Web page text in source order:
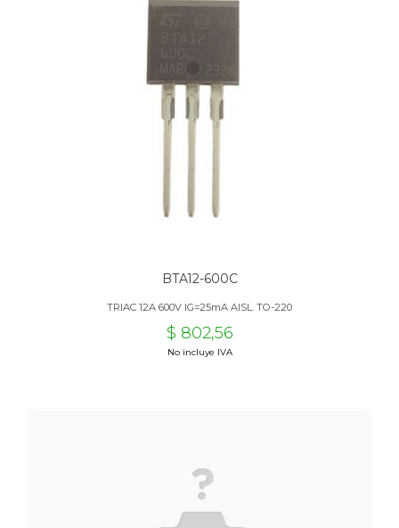
BTA12-600C
TRIAC 12A 600V IG=25mA AISL. TO-220
$ 802,56
No incluye IVA